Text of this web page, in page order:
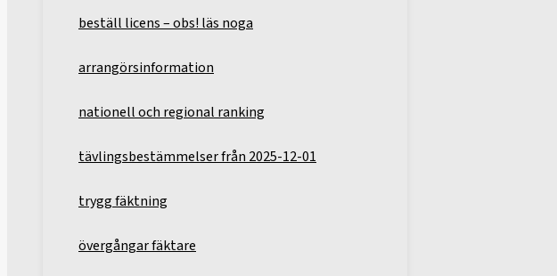
beställ licens – obs! läs noga
arrangörsinformation
nationell och regional ranking
tävlingsbestämmelser från 2025-12-01
trygg fäktning
övergångar fäktare